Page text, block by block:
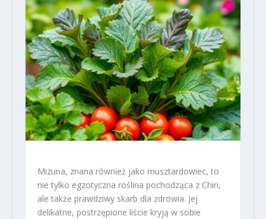
Mizuna, znana również jako musztardowiec, to
nie tylko egzotyczna roślina pochodząca z Chin,
ale także prawdziwy skarb dla zdrowia. Jej
delikatne, postrzępione liście kryją w sobie